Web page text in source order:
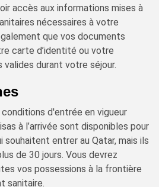
accès aux informations mises à
nécessaires à votre
que vos documents
carte d’identité ou votre
durant votre séjour.
d'entrée en vigueur
à l’arrivée sont disponibles pour
entrer au Qatar, mais ils
de 30 jours. Vous devrez
vos possessions à la frontière
sanitaire.